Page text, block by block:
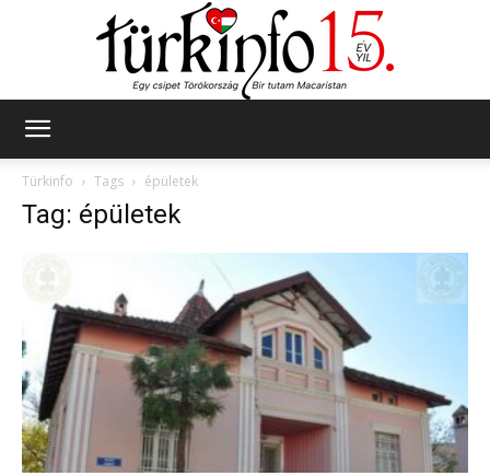
Türkinfo
Tags épületek
Tag: épületek